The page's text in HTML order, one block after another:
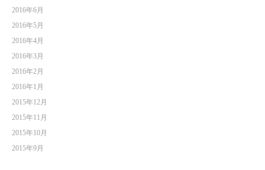
2016年6月
2016年5月
2016年4月
2016年3月
2016年2月
2016年1月
2015年12月
2015年11月
2015年10月
2015年9月